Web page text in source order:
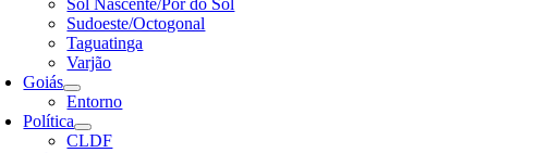
Sol Nascente/Pôr do Sol
Sudoeste/Octogonal
Taguatinga
Varjão
Goiás
Entorno
Política
CLDF